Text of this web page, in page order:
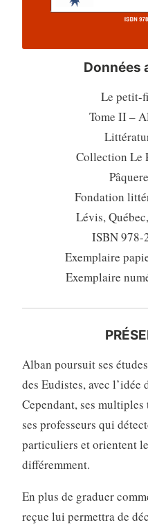
Données
Le petit-
Tome II –
Collection Le
Fondation
Lévis,
ISBN 978-
Exemplaire
Exemplaire
Alban poursuit ses
des Eudistes, avec
Cependant, ses
ses professeurs qui
particuliers et orientent
différemment.
En plus de graduer
reçue lui permettra de